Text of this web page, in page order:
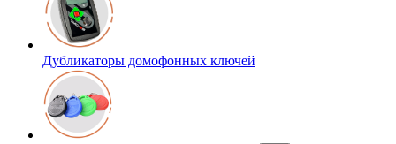
Дубликаторы домофонных ключей